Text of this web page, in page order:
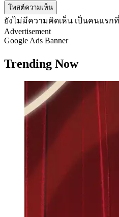
โพสต์ความเห็น
ยังไม่มีความคิดเห็น เป็นคนแรก
Advertisement
Google Ads Banner
Trending Now